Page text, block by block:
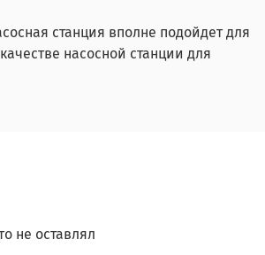
станция вполне подойдет для
насосной станции для
не оставлял